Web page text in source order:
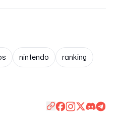
nintendo ranking